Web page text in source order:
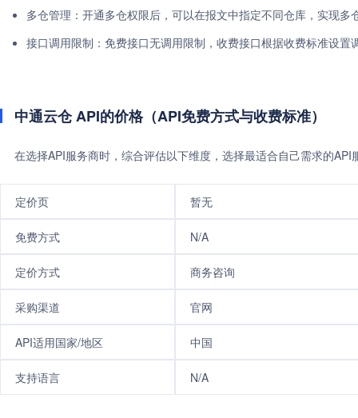
多仓管理：开通多仓权限后，可以在报文中指定不同仓库，实现多
接口调用限制：免费接口无调用限制，收费接口根据收费标准设置
中通云仓 API的价格（API免费方式与收费标准）
在选择API服务商时，综合评估以下维度，选择最适合自己需求的
定价页 暂无
免费方式 N/A
定价方式 商务咨询
采购渠道 官网
API适用国家/地区 中国
支持语言 N/A